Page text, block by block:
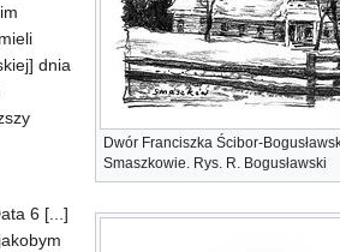
Dwór Franciszka Ścibor-
Smaszkowie. Rys. R. Bogusławski
dnia
6 [...]